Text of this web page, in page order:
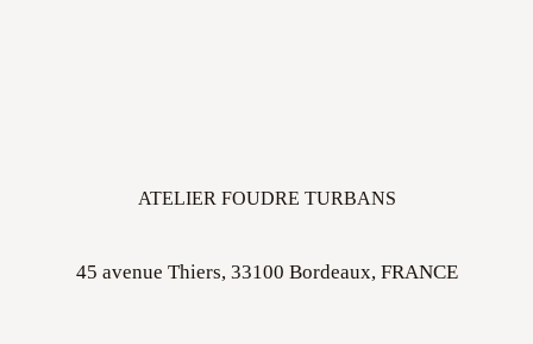
ATELIER FOUDRE TURBANS
45 avenue Thiers, 33100 Bordeaux, FRANCE